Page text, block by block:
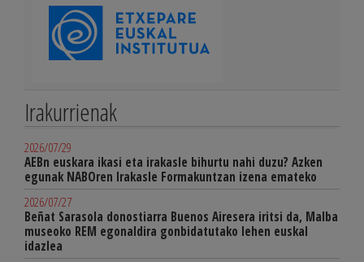
Irakurrienak
2026/07/29
AEBn euskara ikasi eta irakasle bihurtu nahi duzu? Azken
egunak NABOren Irakasle Formakuntzan izena emateko
2026/07/27
Beñat Sarasola donostiarra Buenos Airesera iritsi da, Malba
museoko REM egonaldira gonbidatutako lehen euskal
idazlea